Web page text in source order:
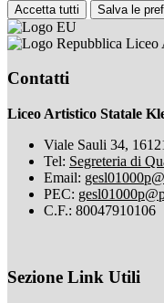
Accetta tutti Salva le
Liceo
Contatti
Liceo Artistico Statale
Viale Sauli 34,
Tel: Segreteria di
Email:
PEC:
C.F.: 80047910106
Sezione Link Utili